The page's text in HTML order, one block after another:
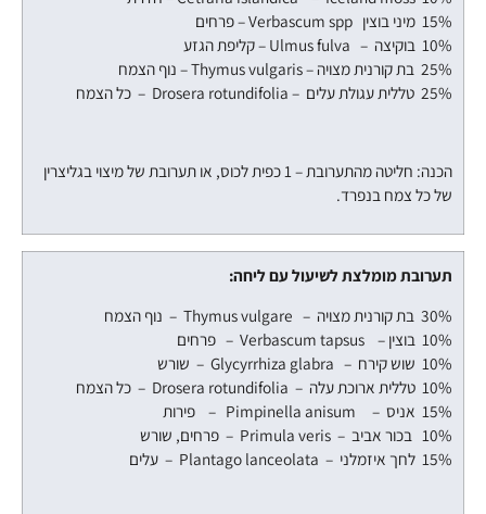
15% מיני בוצין Verbascum spp – פרחים
10% בוקיצה – Ulmus fulva – קליפת הגזע
25% בת קורנית מצויה – Thymus vulgaris – נוף הצמח
25% טללית עגולת עלים – Drosera rotundifolia – כל הצמח
הכנה: חליטה מהתערובת – 1 כפית לכוס, או תערובת של מיצוי בגליצרין
של כל צמח בנפרד.
תערובת מומלצת לשיעול עם ליחה:
30% בת קורנית מצויה – Thymus vulgare – נוף הצמח
10% בוצין – Verbascum tapsus – פרחים
10% שוש קירח – Glycyrrhiza glabra – שורש
10% טללית ארוכת עלה – Drosera rotundifolia – כל הצמח
15% אניס – Pimpinella anisum – פירות
10% בכור אביב – Primula veris – פרחים, שורש
15% לחך איזמלני – Plantago lanceolata – עלים